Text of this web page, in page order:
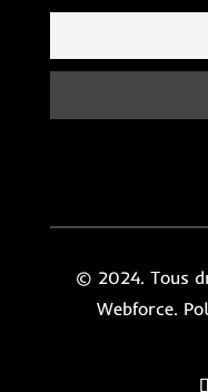
© 2024. Tous
Webforce.